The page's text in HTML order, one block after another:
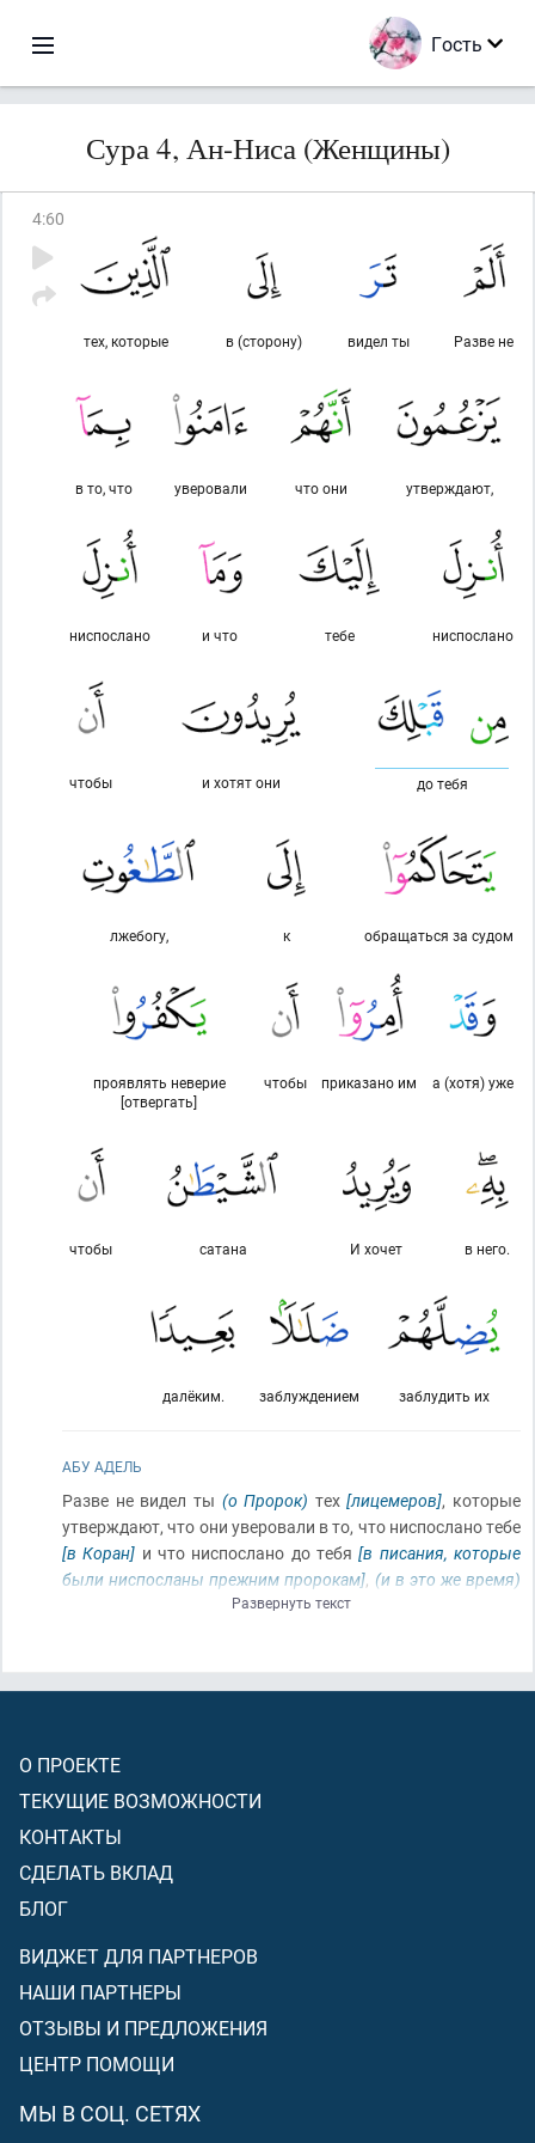
Гость
Сура 4, Ан-Ниса (Женщины)
4:60
Разве не
видел ты
в (сторону)
тех, которые
утверждают,
что они
уверовали
в то, что
ниспослано
тебе
и что
ниспослано
до тебя
и хотят они
чтобы
обращаться за судом
к
лжебогу,
а (хотя) уже
приказано им
чтобы
проявлять неверие
[отвергать]
в него.
И хочет
сатана
чтобы
заблудить их
заблуждением
далёким.
АБУ АДЕЛЬ
Разве не видел ты (о Пророк) тех[лицемеров], которые
утверждают, что они уверовали в то, что ниспослано тебе
[в Коран] и что ниспослано до тебя[в писания, которые
были ниспосланы прежним пророкам], (и в это же время)
хотят они обращаться за судом к лжебогу
Развернуть текст
О ПРОЕКТЕ
ТЕКУЩИЕ ВОЗМОЖНОСТИ
КОНТАКТЫ
СДЕЛАТЬ ВКЛАД
БЛОГ
ВИДЖЕТ ДЛЯ ПАРТНЕРОВ
НАШИ ПАРТНЕРЫ
ОТЗЫВЫ И ПРЕДЛОЖЕНИЯ
ЦЕНТР ПОМОЩИ
МЫ В СОЦ. СЕТЯХ